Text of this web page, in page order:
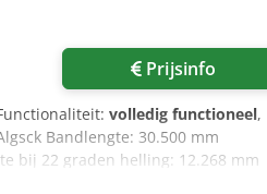
Prijsinfo
volledig functioneel,
Bandlengte: 30.500 mm
bij 22 graden helling: 12.268 mm
16.078 x 2.489 x 3.149 mm (L x B x